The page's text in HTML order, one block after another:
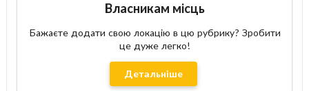
Власникам місць
Бажаєте додати свою локацію в цю рубрику? Зробити
це дуже легко!
Детальніше